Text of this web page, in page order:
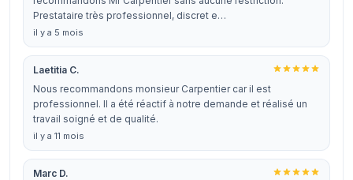
Prestataire très professionnel, discret e…
il y a 5 mois
Laetitia C.
Nous recommandons monsieur Carpentier car il est
professionnel. Il a été réactif à notre demande et réalisé un
travail soigné et de qualité.
il y a 11 mois
Marc D.